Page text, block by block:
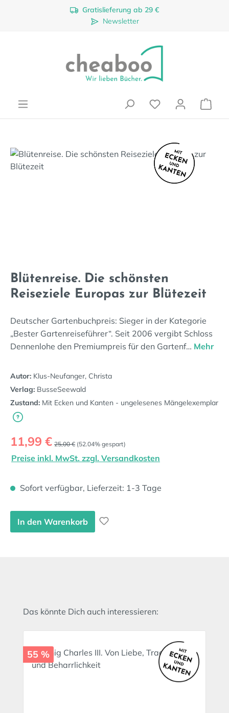
Zum Hauptinhalt springenGratislieferung ab 29 €
Newsletter
Bildergalerie überspringen
Blütenreise. Die schönsten
Reiseziele Europas zur Blütezeit
Deutscher Gartenbuchpreis: Sieger in der Kategorie
„Bester Gartenreiseführer“. Seit 2006 vergibt Schloss
Dennenlohe den Premiumpreis für den Gartenf… Mehr
Autor: Klus-Neufanger, Christa
Verlag: BusseSeewald
Zustand: Mit Ecken und Kanten - ungelesenes Mängelexemplar
Verkaufspreis:
11,99 € Regulärer Preis:
25,00 € (52.04% gespart)
Preise inkl. MwSt. zzgl. Versandkosten
Sofort verfügbar, Lieferzeit: 1-3 Tage
In den Warenkorb
Produktgalerie überspringen
Das könnte Dich auch interessieren:
55 %